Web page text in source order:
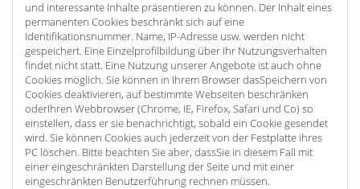
und interessante Inhalte präsentieren zu können. Der Inhalt eines
permanenten Cookies beschränkt sich auf eine
Identifikationsnummer. Name, IP-Adresse usw. werden nicht
gespeichert. Eine Einzelprofilbildung über Ihr Nutzungsverhalten
findet nicht statt. Eine Nutzung unserer Angebote ist auch ohne
Cookies möglich. Sie können in Ihrem Browser dasSpeichern von
Cookies deaktivieren, auf bestimmte Webseiten beschränken
oderIhren Webbrowser (Chrome, IE, Firefox, Safari und Co) so
einstellen, dass er sie benachrichtigt, sobald ein Cookie gesendet
wird. Sie können Cookies auch jederzeit von der Festplatte ihres
PC löschen. Bitte beachten Sie aber, dassSie in diesem Fall mit
einer eingeschränkten Darstellung der Seite und mit einer
eingeschränkten Benutzerführung rechnen müssen.